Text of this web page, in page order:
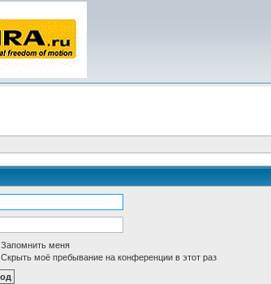
Запомнить меня
Скрыть моё пребывание на конференции в этот раз